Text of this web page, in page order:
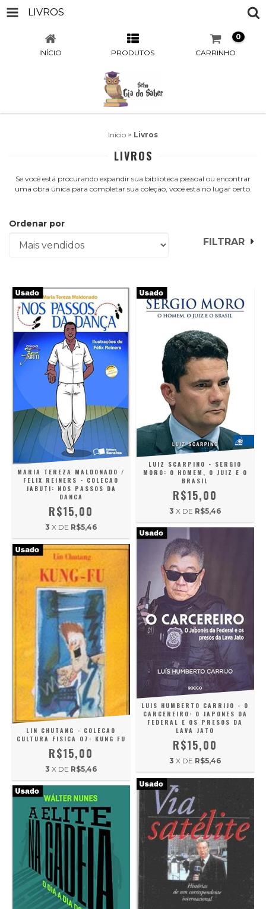
LIVROS
INÍCIO PRODUTOS CARRINHO
0
Início > Livros
LIVROS
Se você está procurando expandir sua biblioteca pessoal ou encontrar
uma obra única para completar sua coleção, você está no lugar certo.
Ordenar por
FILTRAR
MARIA TEREZA MALDONADO /
FELIX REINERS - COLECAO
JABUTI: NOS PASSOS DA
DANCA
R$15,00
3 X DE R$5,46
LUIZ SCARPINO - SERGIO
MORO: O HOMEM, O JUIZ E O
BRASIL
R$15,00
3 X DE R$5,46
LIN CHUTANG - COLECAO
CULTURA FISICA 07: KUNG FU
R$15,00
3 X DE R$5,46
LUIS HUMBERTO CARRIJO - O
CARCEREIRO: O JAPONES DA
FEDERAL E OS PRESOS DA
LAVA JATO
R$15,00
3 X DE R$5,46